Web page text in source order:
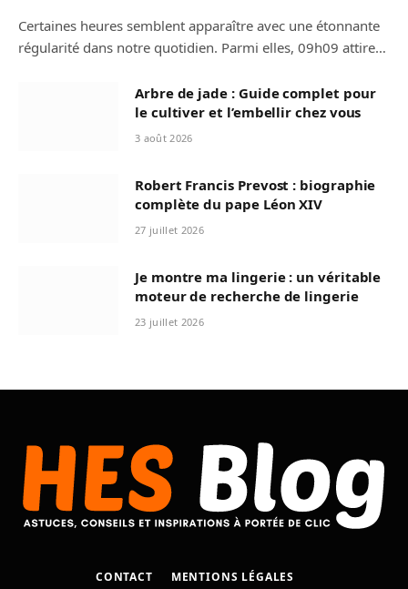
Certaines heures semblent apparaître avec une étonnante
régularité dans notre quotidien. Parmi elles, 09h09 attire…
Arbre de jade : Guide complet pour
le cultiver et l’embellir chez vous
3 août 2026
Robert Francis Prevost : biographie
complète du pape Léon XIV
27 juillet 2026
Je montre ma lingerie : un véritable
moteur de recherche de lingerie
23 juillet 2026
CONTACT MENTIONS LÉGALES